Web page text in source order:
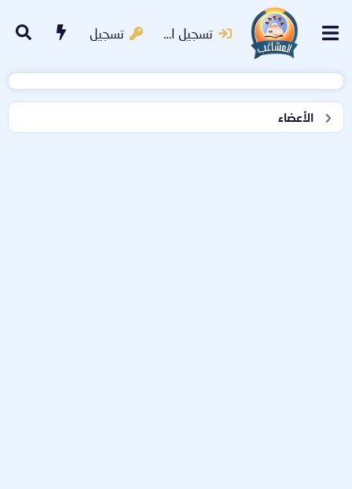
تسجيل الدخول تسجيل
الأعضاء